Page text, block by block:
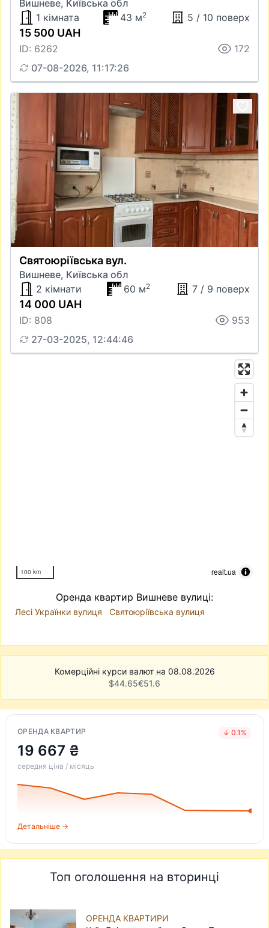
Вишневе, Київська обл
1 кімната
43 м2 5 / 10 поверх
15 500 UAH
ID: 6262
172
07-08-2026, 11:17:26
Святоюріївська вул.
Вишневе, Київська обл
2 кімнати
60 м2 7 / 9 поверх
14 000 UAH
ID: 808
953
27-03-2025, 12:44:46
100 km realt.ua
Оренда квартир Вишневе вулиці:
Лесі Українки вулиця Святоюріївська вулиця
Комерційні курси валют на 08.08.2026
$44.65€51.6
ОРЕНДА КВАРТИР ↓ 0.1%
19 667 ₴
середня ціна / місяць
Детальніше →
Топ оголошення на вторинці
ОРЕНДА КВАРТИРИ